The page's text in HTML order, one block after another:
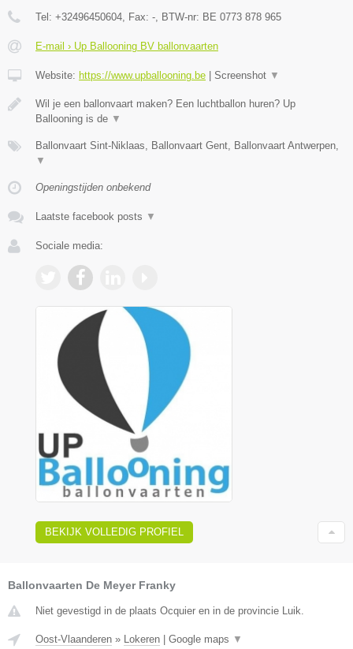
Tel: +32496450604 , Fax: - , BTW-nr: BE 0773 878 965
E-mail › Up Ballooning BV ballonvaarten
Website: https://www.upballooning.be Screenshot ▼
Wil je een ballonvaart maken? Een luchtballon huren? Up
Ballooning is de ▼
Ballonvaart Sint-Niklaas, Ballonvaart Gent, Ballonvaart Antwerpen,
▼
Openingstijden onbekend
Laatste facebook posts ▼
Sociale media:
BEKIJK VOLLEDIG PROFIEL
Ballonvaarten De Meyer Franky
Niet gevestigd in de plaats Ocquier en in de provincie Luik.
Oost-Vlaanderen » Lokeren Google maps ▼